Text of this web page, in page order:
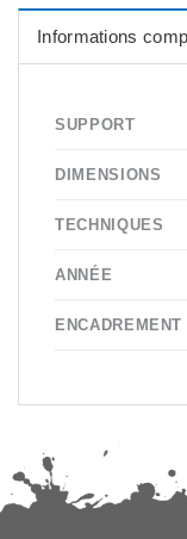
Informations
SUPPORT
DIMENSIONS
TECHNIQUES
ANNÉE
ENCADREMENT